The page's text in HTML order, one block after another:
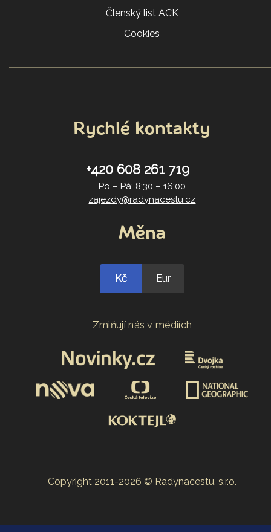
Členský list ACK
Cookies
Rychlé kontakty
+420 608 261 719
Po – Pá: 8:30 – 16:00
zajezdy@radynacestu.cz
Měna
Kč Eur
Zmiňují nás v médiích
Copyright 2011-2026 © Radynacestu, s.r.o.